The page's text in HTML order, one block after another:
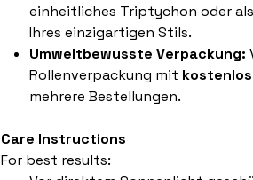
einheitliches Triptychon oder
Ihres einzigartigen Stils.
Umweltbewusste Verpackung:
Rollenverpackung mit
mehrere Bestellungen.
Care Instructions
For best results: